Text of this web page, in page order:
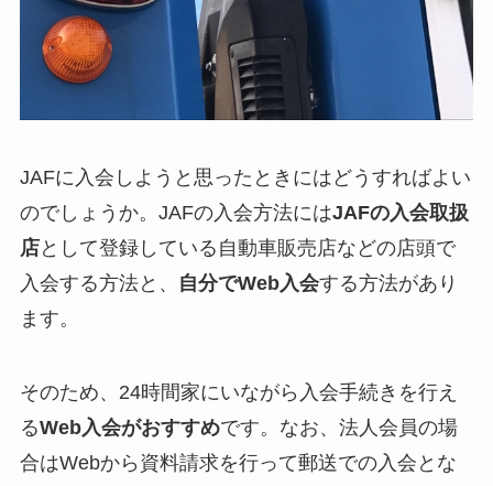
JAFに入会しようと思ったときにはどうすればよい
のでしょうか。JAFの入会方法にはJAFの入会取扱
店として登録している自動車販売店などの店頭で
入会する方法と、
自分でWeb入会する方法があり
ます。
そのため、24時間家にいながら入会手続きを行え
るWeb入会がおすすめです。なお、法人会員の場
合はWebから資料請求を行って郵送での入会とな